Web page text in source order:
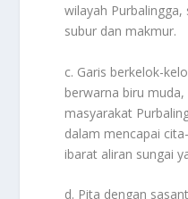
wilayah
subur dan makmur.
c. Garis berkelok-
berwarna biru
masyarakat
dalam mencapai
ibarat aliran sungai
d. Pita dengan